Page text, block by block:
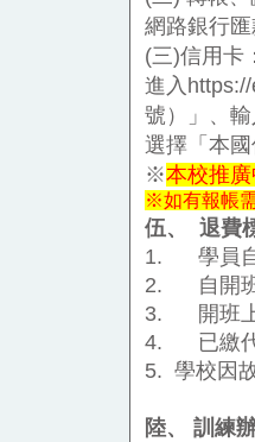
網路銀行匯
(三)信用卡：
進入
號）」、
選擇「本
※本校推
※如有報帳
伍、 退費
1.
學員
2.
自開
3.
開班
4.
已繳
5. 學校因
陸、
訓練